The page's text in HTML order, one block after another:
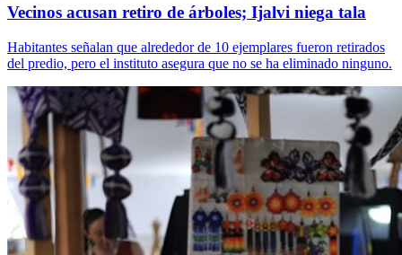
Vecinos acusan retiro de árboles; Ijalvi niega tala
Habitantes señalan que alrededor de 10 ejemplares fueron retirados
del predio, pero el instituto asegura que no se ha eliminado ninguno.